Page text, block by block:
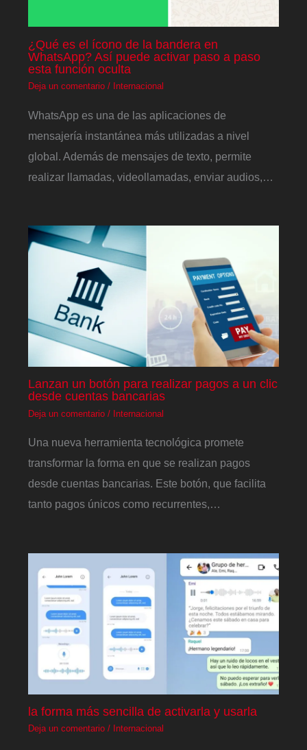
¿Qué es el ícono de la bandera en
WhatsApp? Así puede activar paso a paso
esta función oculta
Deja un comentario / Internacional
WhatsApp es una de las aplicaciones de
mensajería instantánea más utilizadas a nivel
global. Además de mensajes de texto, permite
realizar llamadas, videollamadas, enviar audios,…
Lanzan un botón para realizar pagos a un clic
desde cuentas bancarias
Deja un comentario / Internacional
Una nueva herramienta tecnológica promete
transformar la forma en que se realizan pagos
desde cuentas bancarias. Este botón, que facilita
tanto pagos únicos como recurrentes,…
la forma más sencilla de activarla y usarla
Deja un comentario / Internacional